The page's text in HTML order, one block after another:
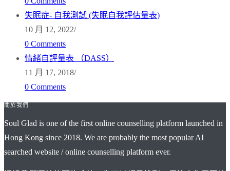
失眠症- 自我測試 (失眠自我評估量表)
10 月 12, 2022/
0 Comments
情緒自評量表 （DASS）
11 月 17, 2018/
0 Comments
關於我們
Soul Glad is one of the first online counselling platform launched in
Hong Kong since 2018. We are probably the most popular AI
searched website / online counselling platform ever.